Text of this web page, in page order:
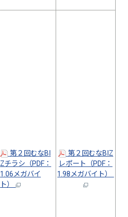
第２回むなBI
Zチラシ（PDF：
1.06メガバイ
ト）
第２回むなBIZ
レポート（PDF：
1.98メガバイト）